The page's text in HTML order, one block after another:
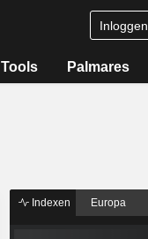
Inloggen
Tools Palmares
Indexen Europa